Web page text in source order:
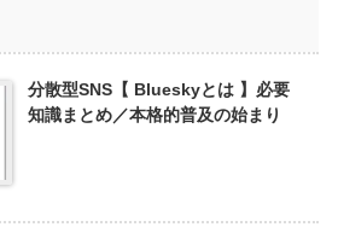
分散型SNS【 Blueskyとは 】必要
知識まとめ／本格的普及の始まり